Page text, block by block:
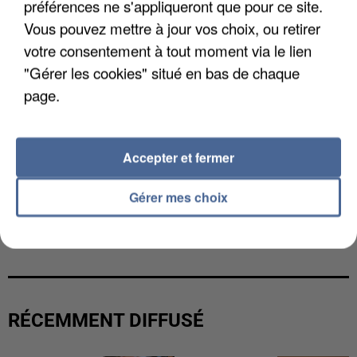
L’UN DES FONDATEURS SUPPOSÉS DE LA DZ
RÉCEMMENT DIFFUSÉ
préférences ne s'appliqueront que pour ce site.
Vous pouvez mettre à jour vos choix, ou retirer
votre consentement à tout moment via le lien
"Gérer les cookies" situé en bas de chaque
page.
Gérer mes choix
Accepter et fermer